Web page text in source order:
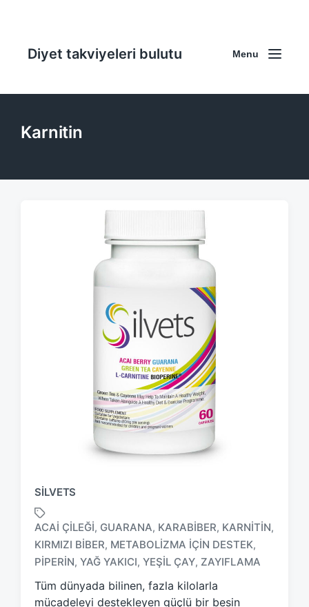
Diyet takviyeleri bulutu Menu
Karnitin
SILVETS
T
a
g
e
ACAI ÇILEĞI, GUARANA, KARABIBER, KARNITIN,
KIRMIZI BIBER, METABOLIZMA IÇIN DESTEK,
PIPERIN, YAĞ YAKICI, YEŞIL ÇAY, ZAYIFLAMA
Tüm dünyada bilinen, fazla kilolarla
mücadeleyi destekleyen güçlü bir besin